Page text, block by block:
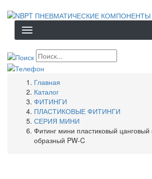
основному
содержанию
Строка
навигации
Главная
Каталог
ФИТИНГИ
ПЛАСТИКОВЫЕ ФИТИНГИ
СЕРИЯ МИНИ
Фитинг мини пластиковый цанговый
образный PW-C